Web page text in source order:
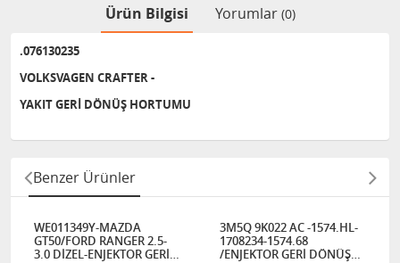
Ürün Bilgisi Yorumlar (0)
.076130235
VOLKSVAGEN CRAFTER -
YAKIT GERİ DÖNÜŞ HORTUMU
Benzer Ürünler
WE011349Y-MAZDA
GT50/FORD RANGER 2.5-
3.0 DİZEL-ENJEKTOR GERİ
3M5Q 9K022 AC -1574.HL-
1708234-1574.68
/ENJEKTOR GERİ DÖNÜŞ